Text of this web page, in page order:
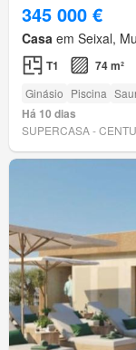
345 000 €
Casa em Seixal,
T1 74 m²
Ginásio Piscina
Há 10 dias
SUPERCASA -